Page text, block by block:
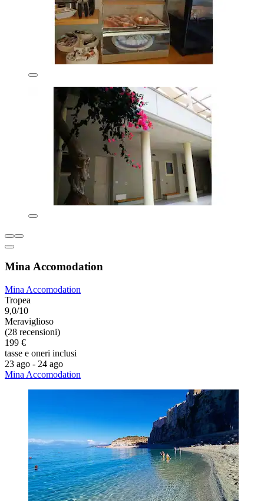
Mina Accomodation
Mina Accomodation
Tropea
9,0/10
Meraviglioso
(28 recensioni)
199 €
tasse e oneri inclusi
23 ago - 24 ago
Mina Accomodation